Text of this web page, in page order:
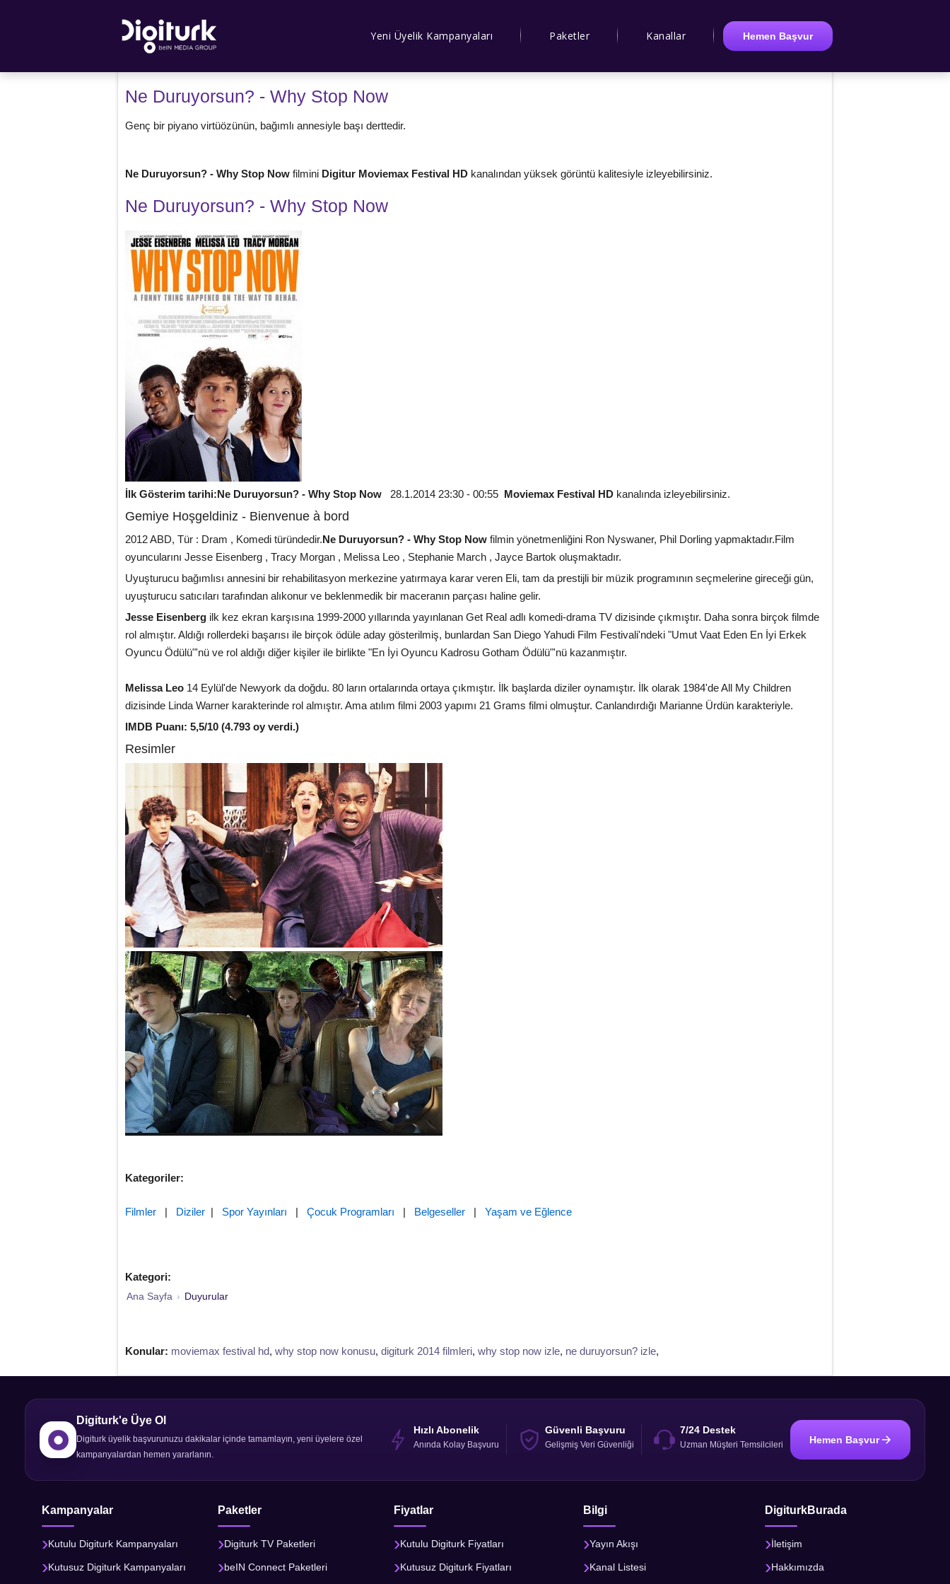
Yeni Üyelik Kampanyaları Paketler Kanallar Hemen Başvur
Ne Duruyorsun? - Why Stop Now
Genç bir piyano virtüözünün, bağımlı annesiyle başı derttedir.
Ne Duruyorsun? - Why Stop Now filmini Digitur Moviemax Festival HD kanalından yüksek görüntü kalitesiyle izleyebilirsiniz.
Ne Duruyorsun? - Why Stop Now
İlk Gösterim tarihi:Ne Duruyorsun? - Why Stop Now 28.1.2014 23:30 - 00:55 Moviemax Festival HD kanalında izleyebilirsiniz.
Gemiye Hoşgeldiniz - Bienvenue à bord
2012 ABD, Tür : Dram , Komedi türündedir.Ne Duruyorsun? - Why Stop Now filmin yönetmenliğini Ron Nyswaner, Phil Dorling yapmaktadır.Film
oyuncularını Jesse Eisenberg , Tracy Morgan , Melissa Leo , Stephanie March , Jayce Bartok oluşmaktadır.
Uyuşturucu bağımlısı annesini bir rehabilitasyon merkezine yatırmaya karar veren Eli, tam da prestijli bir müzik programının seçmelerine gireceği gün,
uyuşturucu satıcıları tarafından alıkonur ve beklenmedik bir maceranın parçası haline gelir.
Jesse Eisenberg ilk kez ekran karşısına 1999-2000 yıllarında yayınlanan Get Real adlı komedi-drama TV dizisinde çıkmıştır. Daha sonra birçok filmde
rol almıştır. Aldığı rollerdeki başarısı ile birçok ödüle aday gösterilmiş, bunlardan San Diego Yahudi Film Festivali'ndeki "Umut Vaat Eden En İyi Erkek
Oyuncu Ödülü"'nü ve rol aldığı diğer kişiler ile birlikte "En İyi Oyuncu Kadrosu Gotham Ödülü"'nü kazanmıştır.
Melissa Leo 14 Eylül'de Newyork da doğdu. 80 ların ortalarında ortaya çıkmıştır. İlk başlarda diziler oynamıştır. İlk olarak 1984'de All My Children
dizisinde Linda Warner karakterinde rol almıştır. Ama atılım filmi 2003 yapımı 21 Grams filmi olmuştur. Canlandırdığı Marianne Ürdün karakteriyle.
IMDB Puanı: 5,5/10 (4.793 oy verdi.)
Resimler
Kategoriler:
Filmler | Diziler | Spor Yayınları | Çocuk Programları | Belgeseller | Yaşam ve Eğlence
Kategori:
Ana Sayfa › Duyurular
Konular: moviemax festival hd, why stop now konusu, digiturk 2014 filmleri, why stop now izle, ne duruyorsun? izle,
Digiturk'e Üye Ol
Digiturk üyelik başvurunuzu dakikalar içinde tamamlayın, yeni üyelere özel
kampanyalardan hemen yararlanın.
Hızlı Abonelik
Anında Kolay Başvuru
Güvenli Başvuru
Gelişmiş Veri Güvenliği
7/24 Destek
Uzman Müşteri Temsilcileri Hemen Başvur
Kampanyalar
Kutulu Digiturk Kampanyaları
Kutusuz Digiturk Kampanyaları
Paketler
Digiturk TV Paketleri
beIN Connect Paketleri
Fiyatlar
Kutulu Digiturk Fiyatları
Kutusuz Digiturk Fiyatları
Bilgi
Yayın Akışı
Kanal Listesi
DigiturkBurada
İletişim
Hakkımızda